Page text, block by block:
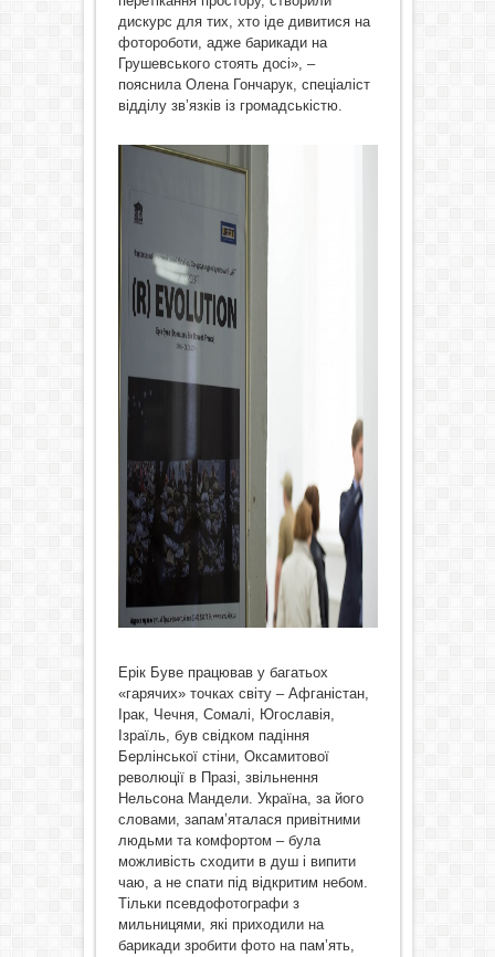
дискурс для тих, хто іде дивитися на
фотороботи, адже барикади на
Грушевського стоять досі», –
пояснила Олена Гончарук, спеціаліст
відділу зв’язків із громадськістю.
Ерік Буве працював у багатьох
«гарячих» точках світу – Афганістан,
Ірак, Чечня, Сомалі, Югославія,
Ізраїль, був свідком падіння
Берлінської стіни, Оксамитової
революції в Празі, звільнення
Нельсона Мандели. Україна, за його
словами, запам’яталася привітними
людьми та комфортом – була
можливість сходити в душ і випити
чаю, а не спати під відкритим небом.
Тільки псевдофотографи з
мильницями, які приходили на
барикади зробити фото на пам’ять,